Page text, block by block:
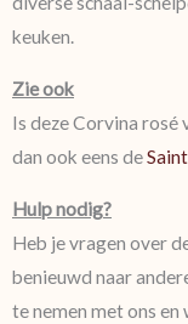
keuken.
Zie ook
Is deze Corvina rosé
dan ook eens de
Hulp nodig?
Heb je vragen over
benieuwd naar
te nemen met ons